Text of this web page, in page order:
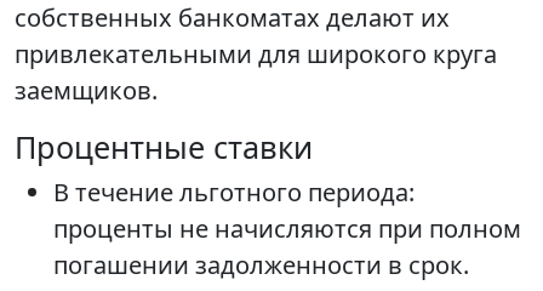
собственных банкоматах делают их
привлекательными для широкого круга
заемщиков.
Процентные ставки
В течение льготного периода:
проценты не начисляются при полном
погашении задолженности в срок.